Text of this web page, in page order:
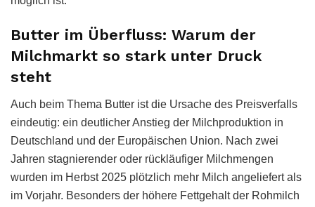
Butter im Überfluss: Warum der
Milchmarkt so stark unter Druck
steht
Auch beim Thema Butter ist die Ursache des Preisverfalls
eindeutig: ein deutlicher Anstieg der Milchproduktion in
Deutschland und der Europäischen Union. Nach zwei
Jahren stagnierender oder rückläufiger Milchmengen
wurden im Herbst 2025 plötzlich mehr Milch angeliefert als
im Vorjahr. Besonders der höhere Fettgehalt der Rohmilch